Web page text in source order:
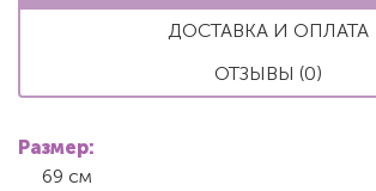
ДОСТАВКА И ОПЛАТА
ОТЗЫВЫ (0)
Размер:
69 см